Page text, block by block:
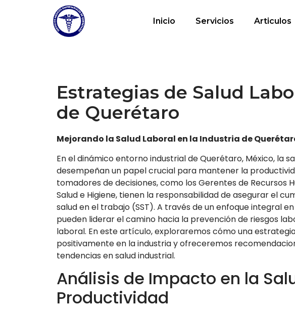
Inicio Servicios Articulos
Estrategias de Salud
de Querétaro
Mejorando la Salud Laboral en la Industria de
En el dinámico entorno industrial de Querétaro, México, la
desempeñan un papel crucial para mantener la
tomadores de decisiones, como los Gerentes de Recursos
Salud e Higiene, tienen la responsabilidad de asegurar el
salud en el trabajo (SST). A través de un enfoque integral
pueden liderar el camino hacia la prevención de riesgos
laboral. En este artículo, exploraremos cómo una
positivamente en la industria y ofreceremos
tendencias en salud industrial.
Análisis de Impacto en la
Productividad